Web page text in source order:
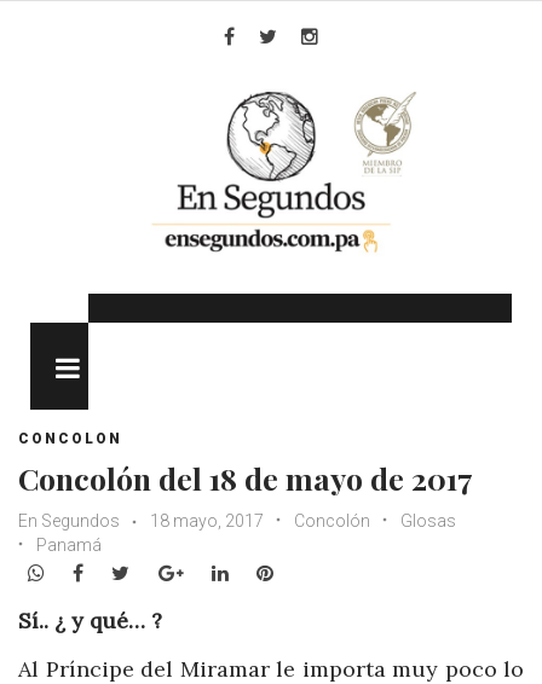
CONCOLON
Concolón del 18 de mayo de 2017
En Segundos 18 mayo, 2017 Concolón
Glosas
Panamá
WhatsApp
Facebook
TwitterGoogle+LinkedInPinterest
Sí.. ¿ y qué… ?
Al Príncipe del Miramar le importa muy poco lo